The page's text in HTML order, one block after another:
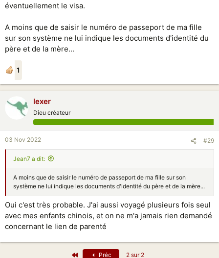
éventuellement le visa.
A moins que de saisir le numéro de passeport de ma fille
sur son système ne lui indique les documents d'identité du
père et de la mère...
1
lexer
Dieu créateur
03 Nov 2022 #29
Jean7 a dit:
A moins que de saisir le numéro de passeport de ma fille sur son
système ne lui indique les documents d'identité du père et de la mère...
Oui c'est très probable. J'ai aussi voyagé plusieurs fois seul
avec mes enfants chinois, et on ne m'a jamais rien demandé
concernant le lien de parenté
Premier Préc 2 sur 2